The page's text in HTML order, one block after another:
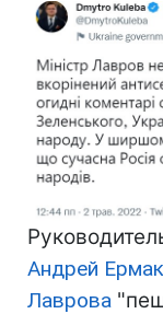
Андрей
Лаврова